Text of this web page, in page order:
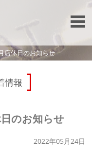
休日のお知らせ
情報
のお知らせ
2022年05月24日